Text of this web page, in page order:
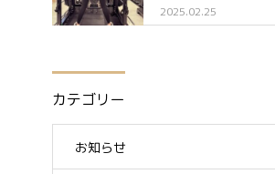
2025.02.25
カテゴリー
お知らせ